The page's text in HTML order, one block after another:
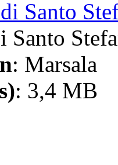
Santo
Santo
: Marsala
: 3,4 MB